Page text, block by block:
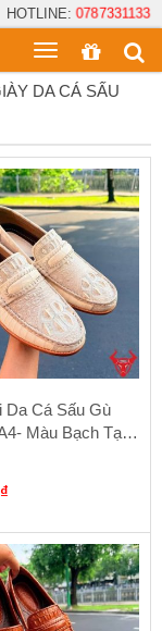
HOTLINE:0787331133
Toggle
menu
DA CÁ SẤU
Cá Sấu Gù
Màu Bạch Tạng
₫